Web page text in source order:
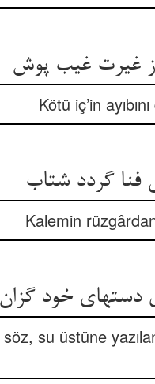
Kötü iç’in
Kalemin
söz, su üstüne